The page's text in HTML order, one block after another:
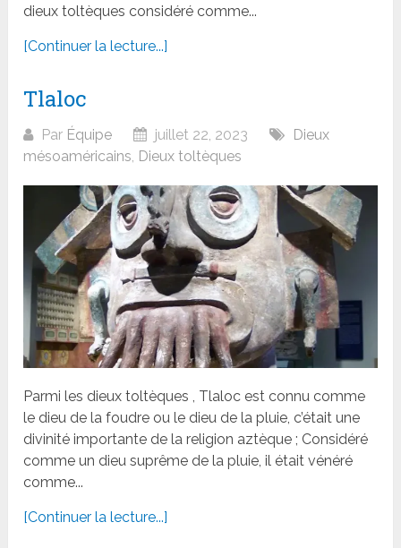
dieux toltèques considéré comme...
[Continuer la lecture...]
Tlaloc
Par Équipe juillet 22, 2023
Dieux
mésoaméricains, Dieux toltèques
Parmi les dieux toltèques , Tlaloc est connu comme
le dieu de la foudre ou le dieu de la pluie, c’était une
divinité importante de la religion aztèque ; Considéré
comme un dieu suprême de la pluie, il était vénéré
comme...
[Continuer la lecture...]